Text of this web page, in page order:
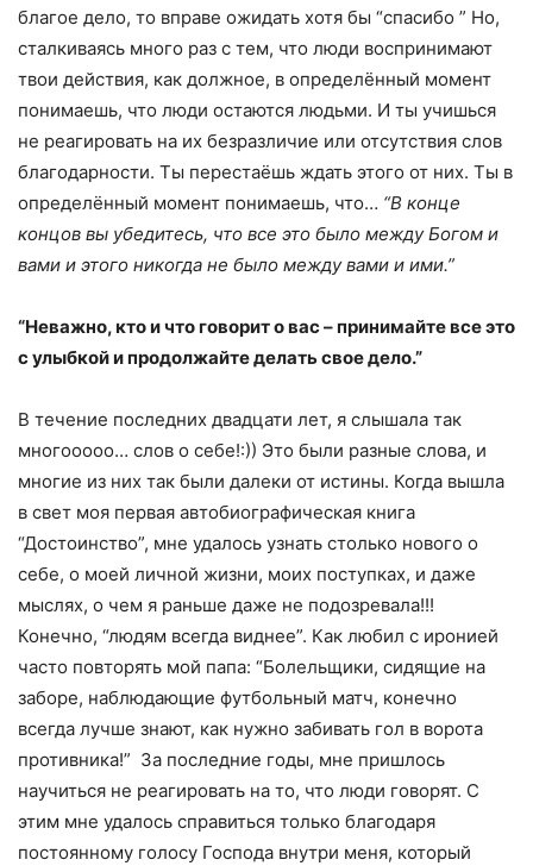
благое дело, то вправе ожидать хотя бы “спасибо ” Но,
сталкиваясь много раз с тем, что люди воспринимают
твои действия, как должное, в определённый момент
понимаешь, что люди остаются людьми. И ты учишься
не реагировать на их безразличие или отсутствия слов
благодарности. Ты перестаёшь ждать этого от них. Ты в
определённый момент понимаешь, что… “В конце
концов вы убедитесь, что все это было между Богом и
вами и этого никогда не было между вами и ими.”
“Неважно, кто и что говорит о вас – принимайте все это
с улыбкой и продолжайте делать свое дело.”
В течение последних двадцати лет, я слышала так
многооооо… слов о себе!:)) Это были разные слова, и
многие из них так были далеки от истины. Когда вышла
в свет моя первая автобиографическая книга
“Достоинство”, мне удалось узнать столько нового о
себе, о моей личной жизни, моих поступках, и даже
мыслях, о чем я раньше даже не подозревала!!!
Конечно, “людям всегда виднее”. Как любил с иронией
часто повторять мой папа: “Болельщики, сидящие на
заборе, наблюдающие футбольный матч, конечно
всегда лучше знают, как нужно забивать гол в ворота
противника!” За последние годы, мне пришлось
научиться не реагировать на то, что люди говорят. С
этим мне удалось справиться только благодаря
постоянному голосу Господа внутри меня, который